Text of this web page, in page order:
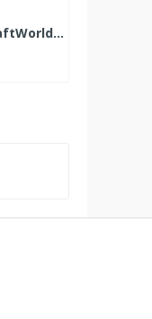
Mini Fierastrau KraftWorld GXT cu 2 Acumulatori, 38V, 10Ah, Lama 18 CM